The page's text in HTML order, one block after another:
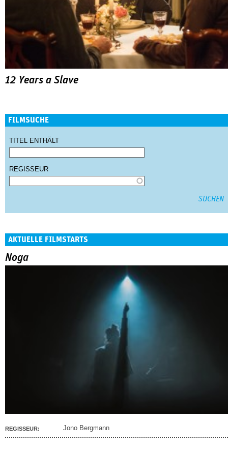
12 Years a Slave
FILMSUCHE
TITEL ENTHÄLT
REGISSEUR
AKTUELLE FILMSTARTS
Noga
REGISSEUR: Jono Bergmann